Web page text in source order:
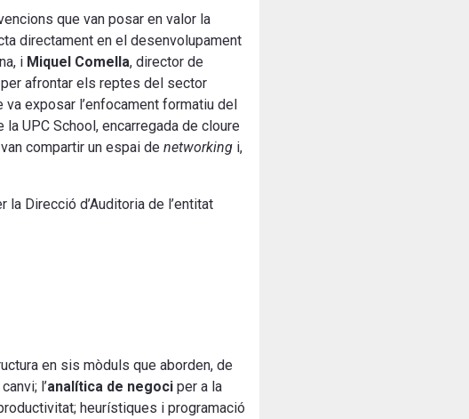
que van posar en valor la
directament en el desenvolupament
i Miquel Comella, director de
afrontar els reptes del sector
exposar l’enfocament formatiu del
UPC School, encarregada de cloure
compartir un espai de networking i,
Direcció d’Auditoria de l’entitat
en sis mòduls que aborden, de
l’analítica de negoci per a la
heurístiques i programació